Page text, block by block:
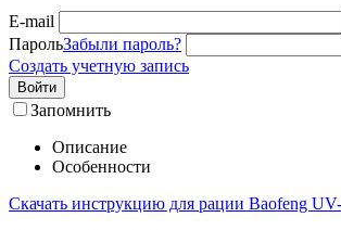
E-mail
ПарольЗабыли пароль?
Создать учетную запись
Войти
Запомнить
Описание
Особенности
Скачать инструкцию для рации Baofeng